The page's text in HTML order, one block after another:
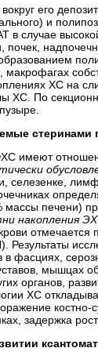
его
и
в случае
почек,
макрофагах
ХС на
ХС. По
стеринами
имеют
селезенке,
массы печени)
накопления
Результаты
в фасциях,
мышцах
органов,
ХС
костно-
задержка